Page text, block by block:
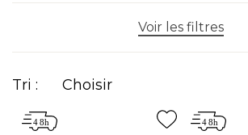
Voir les filtres
Tri : Choisir